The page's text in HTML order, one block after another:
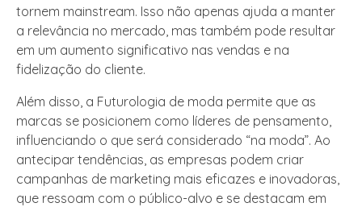
tornem mainstream. Isso não apenas ajuda a manter
a relevância no mercado, mas também pode resultar
em um aumento significativo nas vendas e na
fidelização do cliente.
Além disso, a Futurologia de moda permite que as
marcas se posicionem como líderes de pensamento,
influenciando o que será considerado “na moda”. Ao
antecipar tendências, as empresas podem criar
campanhas de marketing mais eficazes e inovadoras,
que ressoam com o público-alvo e se destacam em